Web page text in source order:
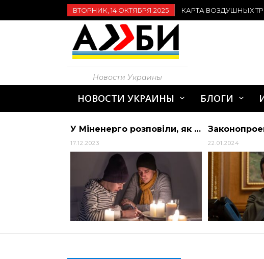
ВТОРНИК, 14 ОКТЯБРЯ 2025 КАРТА ВОЗДУШНЫХ
Новости Украины
НОВОСТИ УКРАИНЫ БЛОГИ
У Міненерго розповіли, як будуть складені графіки відключення світла.
17.12.2023 22.01.2024